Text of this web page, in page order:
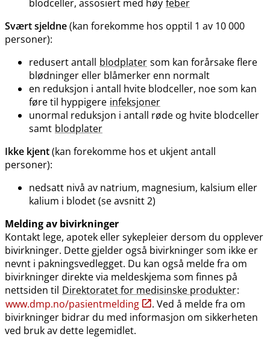
blodceller, assosiert med høy feber
Svært sjeldne(kan forekomme hos opptil 1 av 10 000
personer):
redusert antall blodplater som kan forårsake flere
blødninger eller blåmerker enn normalt
en reduksjon i antall hvite blodceller, noe som kan
føre til hyppigere infeksjoner
unormal reduksjon i antall røde og hvite blodceller
samt blodplater
Ikke kjent(kan forekomme hos et ukjent antall
personer):
nedsatt nivå av natrium, magnesium, kalsium eller
kalium i blodet (se avsnitt 2)
Melding av bivirkninger
Kontakt lege, apotek eller sykepleier dersom du opplever
bivirkninger. Dette gjelder også bivirkninger som ikke er
nevnt i pakningsvedlegget. Du kan også melde fra om
bivirkninger direkte via meldeskjema som finnes på
nettsiden til Direktoratet for medisinske produkter:
www.dmp.no​/​pasientmelding
. Ved å melde fra om
bivirkninger bidrar du med informasjon om sikkerheten
ved bruk av dette legemidlet.